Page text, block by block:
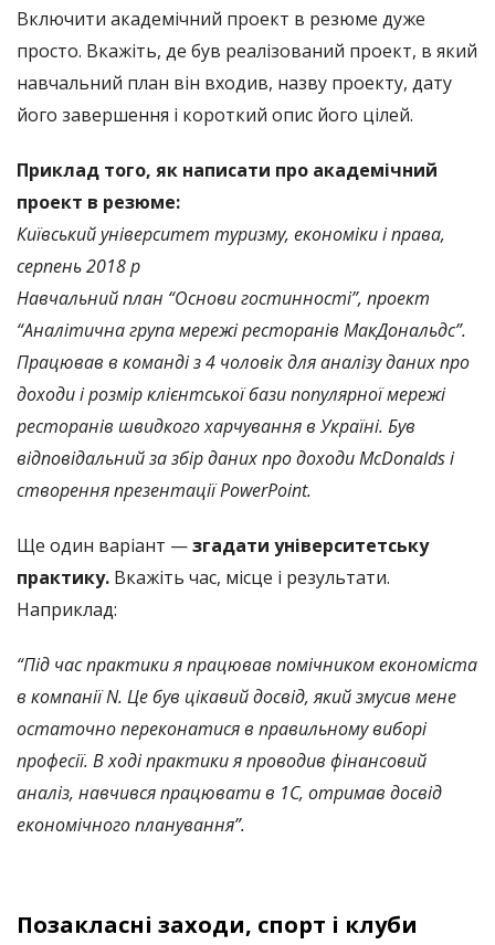
Включити академічний проект в резюме дуже
просто. Вкажіть, де був реалізований проект, в який
навчальний план він входив, назву проекту, дату
його завершення і короткий опис його цілей.
Приклад того, як написати про академічний
проект в резюме:
Київський університет туризму, економіки і права,
серпень 2018 р
Навчальний план “Основи гостинності”, проект
“Аналітична група мережі ресторанів МакДональдс”.
Працював в команді з 4 чоловік для аналізу даних про
доходи і розмір клієнтської бази популярної мережі
ресторанів швидкого харчування в Україні. Був
відповідальний за збір даних про доходи McDonalds і
створення презентації PowerPoint.
Ще один варіант —згадати університетську
практику. Вкажіть час, місце і результати.
Наприклад:
“Під час практики я працював помічником економіста
в компанії N. Це був цікавий досвід, який змусив мене
остаточно переконатися в правильному виборі
професії. В ході практики я проводив фінансовий
аналіз, навчився працювати в 1С, отримав досвід
економічного планування”.
Позакласні заходи, спорт і клуби